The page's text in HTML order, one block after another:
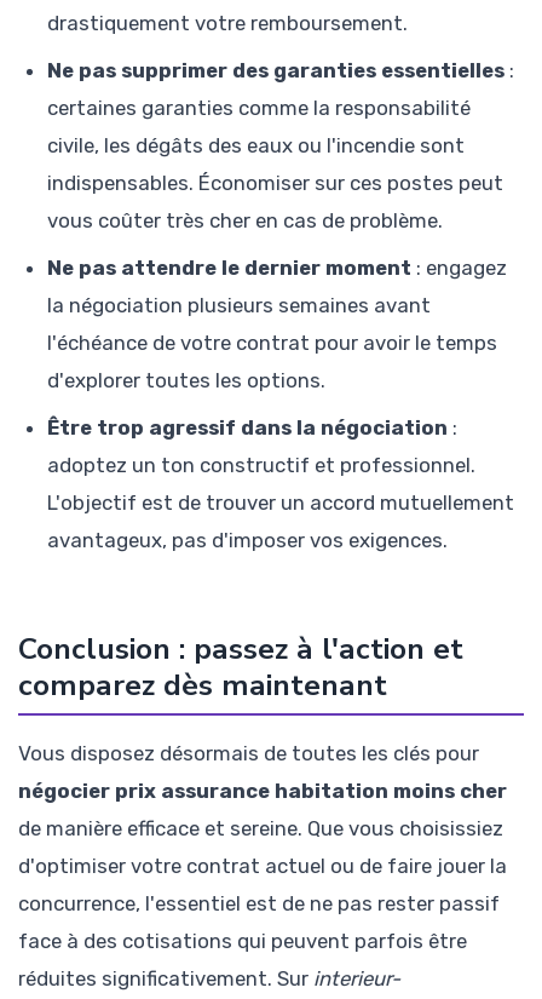
drastiquement votre remboursement.
Ne pas supprimer des garanties essentielles :
certaines garanties comme la responsabilité
civile, les dégâts des eaux ou l'incendie sont
indispensables. Économiser sur ces postes peut
vous coûter très cher en cas de problème.
Ne pas attendre le dernier moment : engagez
la négociation plusieurs semaines avant
l'échéance de votre contrat pour avoir le temps
d'explorer toutes les options.
Être trop agressif dans la négociation :
adoptez un ton constructif et professionnel.
L'objectif est de trouver un accord mutuellement
avantageux, pas d'imposer vos exigences.
Conclusion : passez à l'action et
comparez dès maintenant
Vous disposez désormais de toutes les clés pour
négocier prix assurance habitation moins cher
de manière efficace et sereine. Que vous choisissiez
d'optimiser votre contrat actuel ou de faire jouer la
concurrence, l'essentiel est de ne pas rester passif
face à des cotisations qui peuvent parfois être
réduites significativement. Sur interieur-